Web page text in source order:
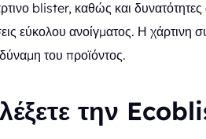
blister, καθώς και δυνατότητες
εύκολου ανοίγματος. Η
του προϊόντος.
την